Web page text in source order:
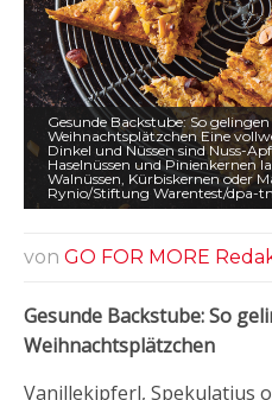
Gesunde Backstube: So
Weihnachtsplätzchen Eine
Dinkel und Nüssen sind Nuss-
Haselnüssen und Pinienkernen
Walnüssen, Kürbiskernen oder
Rynio/Stiftung Warentest/dpa-
von GO FOR MORE
Gesunde Backstube: So
Weihnachtsplätzchen
Vanillekipferl, Spekulatius